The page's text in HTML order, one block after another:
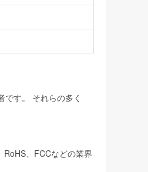
す。 それらの多く
、FCCなどの業界